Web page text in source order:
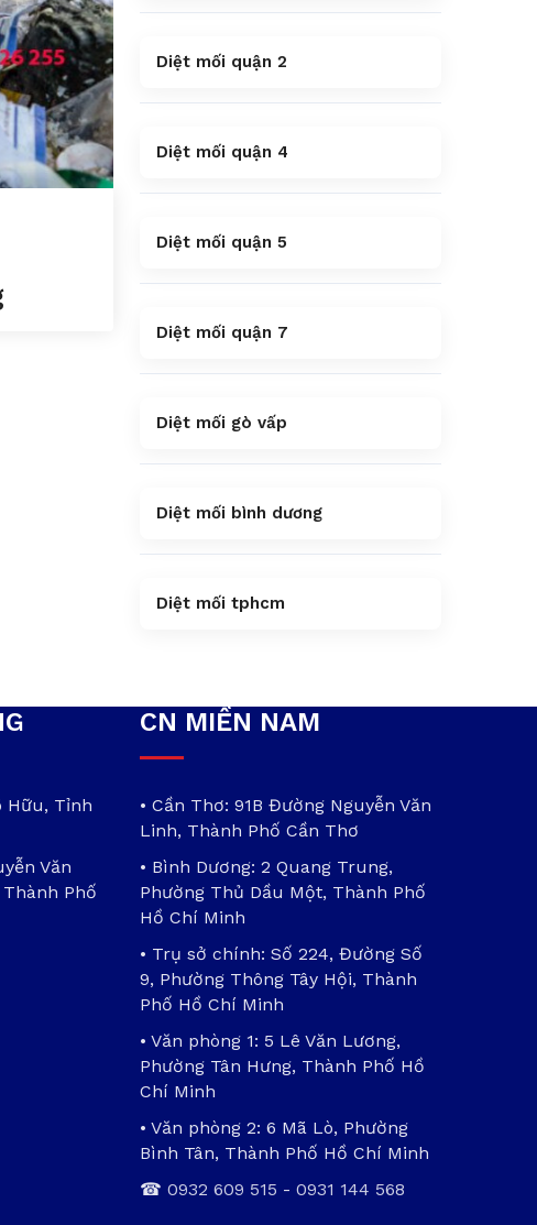
Diệt mối quận 2
Diệt mối quận 4
Diệt mối quận 5
Diệt mối quận 7
Diệt mối gò vấp
Diệt mối bình dương
Diệt mối tphcm
Hữu, Tỉnh
Văn
Phố
CN MIỀN NAM
• Cần Thơ: 91B Đường Nguyễn Văn
Linh, Thành Phố Cần Thơ
• Bình Dương: 2 Quang Trung,
Phường Thủ Dầu Một, Thành Phố
Hồ Chí Minh
• Trụ sở chính: Số 224, Đường Số
9, Phường Thông Tây Hội, Thành
Phố Hồ Chí Minh
• Văn phòng 1: 5 Lê Văn Lương,
Phường Tân Hưng, Thành Phố Hồ
Chí Minh
• Văn phòng 2: 6 Mã Lò, Phường
Bình Tân, Thành Phố Hồ Chí Minh
☎ 0932 609 515 - 0931 144 568